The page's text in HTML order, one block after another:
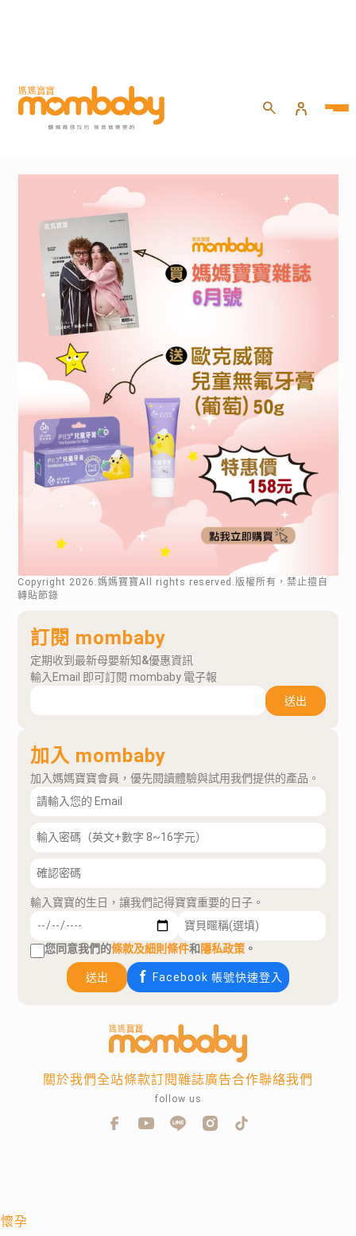
Copyright 2026 .媽媽寶寶All rights reserved.版權所有，禁止擅自
轉貼節錄
訂閱 mombaby
定期收到最新母嬰新知&優惠資訊
輸入Email 即可訂閱 mombaby 電子報
送出
加入 mombaby
加入媽媽寶寶會員，優先閱讀體驗與試用我們提供的產品。
輸入寶寶的生日，讓我們記得寶寶重要的日子。
您同意我們的條款及細則條件和隱私政策 。
送出 Facebook 帳號快速登入
懷孕
關於我們全站條款訂閱雜誌廣告合作聯絡我們
follow us